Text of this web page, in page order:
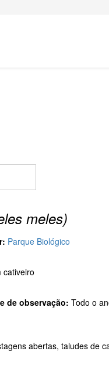
meles)
Parque Biológico
cativeiro
de observação: Todo o
abertas, taludes de